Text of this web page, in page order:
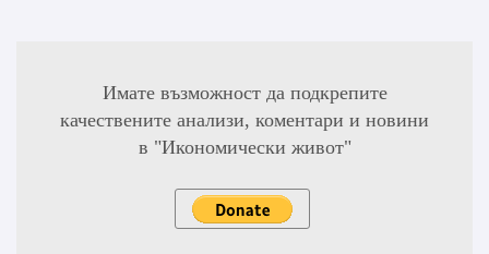
Имате възможност да подкрепите
качествените анализи, коментари и новини
в "Икономически живот"